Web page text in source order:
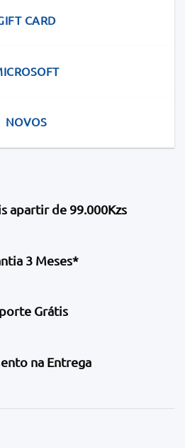
CARD
NOVOS
apartir de 99.000Kzs
3 Meses*
Grátis
na Entrega